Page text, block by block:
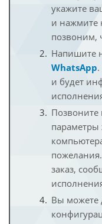
укажите
и нажмите
позвоним,
Напишите
WhatsApp
и будет
Позвоните
заказ,
Вы можете